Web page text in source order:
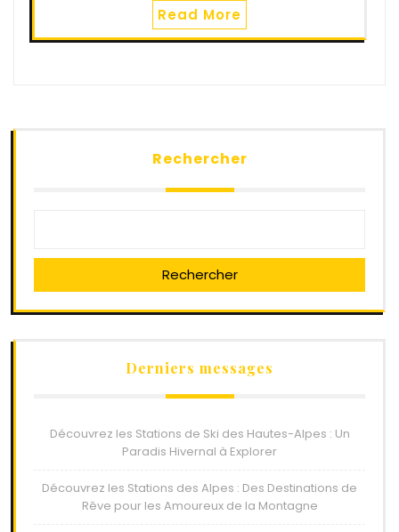
Read More
Rechercher
Rechercher
Derniers messages
Découvrez les Stations de Ski des Hautes-Alpes : Un
Paradis Hivernal à Explorer
Découvrez les Stations des Alpes : Des Destinations de
Rêve pour les Amoureux de la Montagne